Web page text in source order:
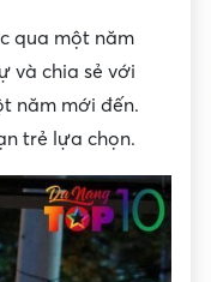
qua một năm
và chia sẻ với
năm mới đến.
trẻ lựa chọn.